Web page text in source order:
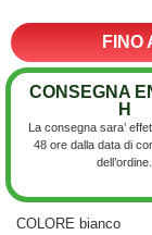
FINO
CONSEGNA
H
La consegna sara’
48 ore dalla data di
dell’ordine.
COLORE bianco